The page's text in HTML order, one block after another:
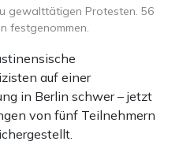
auf einer
in Berlin schwer – jetzt
von fünf Teilnehmern
gewalttätigen Protesten. 56
festgenommen.